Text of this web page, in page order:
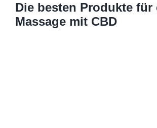
Die besten Produkte für
Massage mit CBD